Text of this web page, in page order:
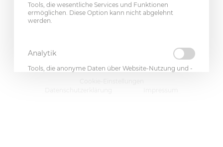
Tools, die wesentliche Services und Funktionen
ermöglichen. Diese Option kann nicht abgelehnt
werden.
Analytik
Tools, die anonyme Daten über Website-Nutzung und -